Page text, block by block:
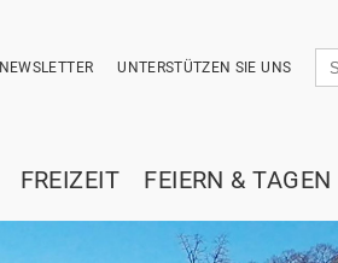
NEWSLETTER UNTERSTÜTZEN SIE UNS
FREIZEIT FEIERN & TAGEN